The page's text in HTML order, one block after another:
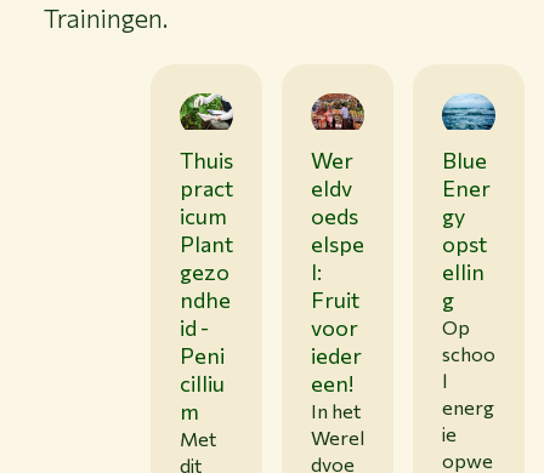
Trainingen.
Thuis
pract
icum
Plant
gezo
ndhe
id -
Peni
cilliu
m
Met
dit
Wer
eldv
oeds
elspe
l:
Fruit
voor
ieder
een!
In het
Werel
dvoe
Blue
Ener
gy
opst
ellin
g
Op
schoo
l
energ
ie
opwe